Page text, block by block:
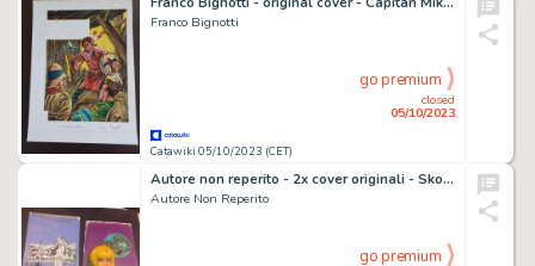
Franco Bignotti
Catawiki 05/10/2023 (CET)
closed
05/10/2023
go premium
Autore non reperito - 2x cover originali - Skorpio e Lanciostory - (1979/1985)
Autore Non Reperito
go premium